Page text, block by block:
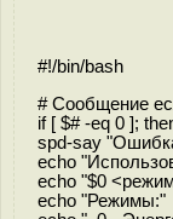
#!/bin/bash
# Сообщение
if [ $# -eq 0 ];
spd-say
echo
echo "$0
echo "Режимы:"